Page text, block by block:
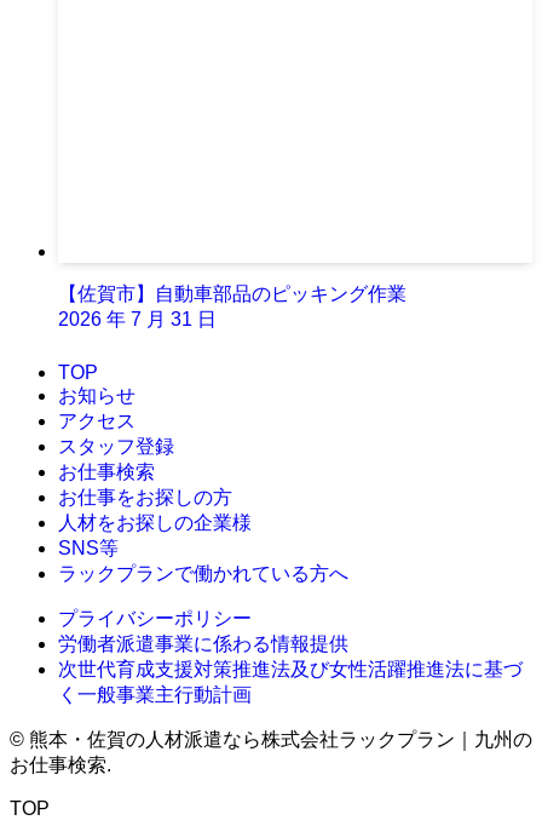
【佐賀市】自動車部品のピッキング作業
2026 年 7 月 31 日
TOP
お知らせ
アクセス
スタッフ登録
お仕事検索
お仕事をお探しの方
人材をお探しの企業様
SNS等
ラックプランで働かれている方へ
プライバシーポリシー
労働者派遣事業に係わる情報提供
次世代育成支援対策推進法及び女性活躍推進法に基づ
く一般事業主行動計画
© 熊本・佐賀の人材派遣なら株式会社ラックプラン｜九州の
お仕事検索.
TOP